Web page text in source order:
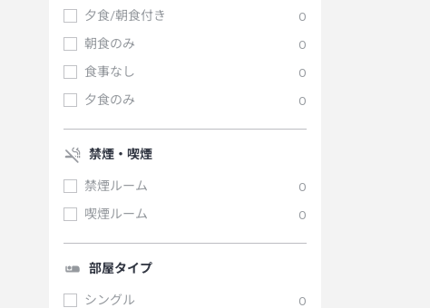
夕食/朝食付き
0
朝食のみ
0
食事なし
0
夕食のみ
0
禁煙・喫煙
禁煙ルーム
0
喫煙ルーム
0
部屋タイプ
シングル
0